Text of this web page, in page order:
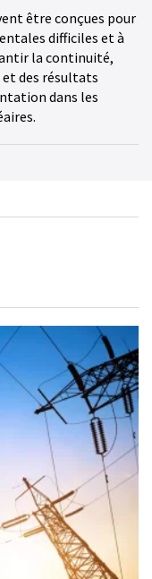
être conçues pour
difficiles et à
la continuité,
et des résultats
dans les